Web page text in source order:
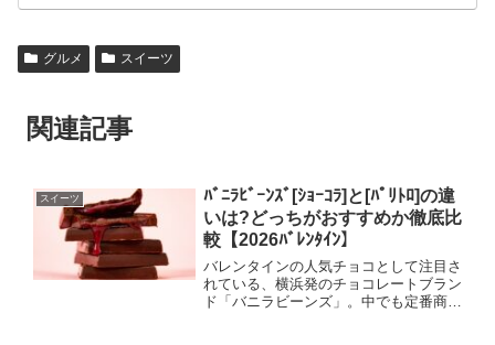
グルメ スイーツ
関連記事
スイーツ
ﾊﾞﾆﾗﾋﾞｰﾝｽﾞ[ｼｮｰｺﾗ]と[ﾊﾟﾘﾄﾛ]の違
いは?どっちがおすすめか徹底比
較【2026ﾊﾞﾚﾝﾀｲﾝ】
バレンタインの人気チョコとして注目さ
れている、横浜発のチョコレートブラン
ド「バニラビーンズ」。中でも定番商品